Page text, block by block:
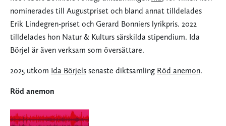
nominerades till Augustpriset och bland annat tilldelades
Erik Lindegren-priset och Gerard Bonniers lyrikpris. 2022
tilldelades hon Natur & Kulturs särskilda stipendium. Ida
Börjel är även verksam som översättare.
2025 utkom Ida Börjels senaste diktsamling Röd anemon.
Röd anemon